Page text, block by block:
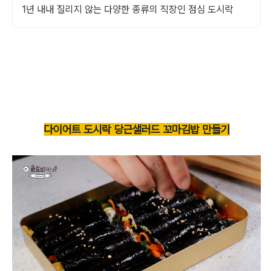
1년 내내 질리지 않는 다양한 종류의 직장인 점심 도시락
다이어트 도시락 당근샐러드 꼬마김밥 만들기